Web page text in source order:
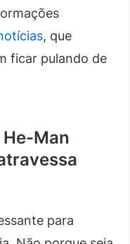
, que
ficar pulando de
Man
para